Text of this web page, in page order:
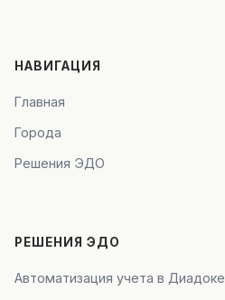
НАВИГАЦИЯ
Главная
Города
Решения ЭДО
РЕШЕНИЯ ЭДО
Автоматизация учета в Диадоке